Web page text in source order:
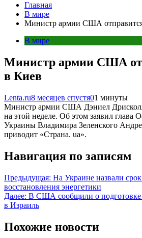
Главная
В мире
Министр армии США
В мире
Министр армии США
в Киев
Lenta.ru8 месяцев спустя01 минуты
Министр армии США Дэниел
на этой неделе. Об этом заявил глава
Украины Владимира Зеленского
приводит «Страна. ua».
Навигация по записям
Предыдущая: На Украине назвали
восстановления энергетики
Далее: В США сообщили о подготовке
в Израиль
Похожие новости